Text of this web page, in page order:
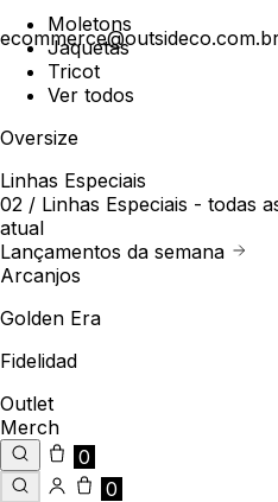
Moletons
Jaquetas
Tricot
Ver todos
Oversize
Linhas Especiais
02 / Linhas Especiais - todas
atual
Lançamentos da semana
Arcanjos
Golden Era
Fidelidad
Outlet
Merch
0
0